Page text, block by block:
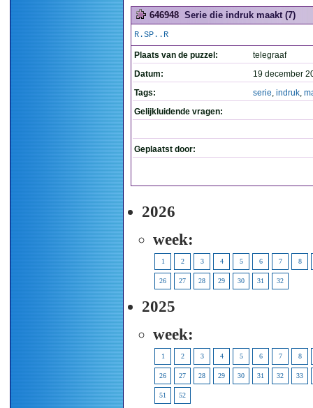
646948 Serie die indruk maakt (7)
R.SP..R
Plaats van de puzzel:
telegraaf
Datum:
19 december
Tags:
serie, indruk,
Gelijkluidende vragen:
Geplaatst door:
2026
week:
1 2 3 4 5 6 7 8
26 27 28 29 30 31 32
2025
week:
1 2 3 4 5 6 7 8
26 27 28 29 30 31 32 33
51 52